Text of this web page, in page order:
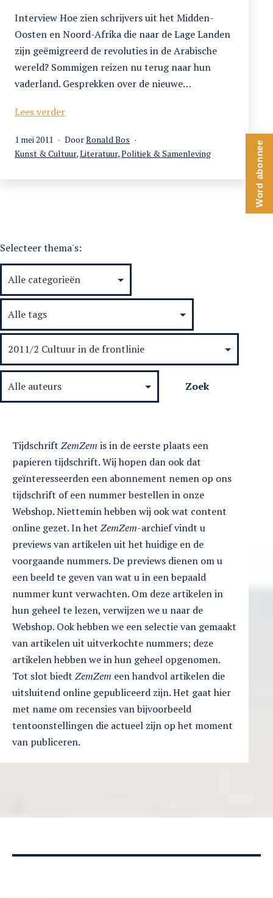
Interview Hoe zien schrijvers uit het Midden-
Oosten en Noord-Afrika die naar de Lage Landen
zijn geëmigreerd de revoluties in de Arabische
wereld? Sommigen reizen nu terug naar hun
vaderland. Gesprekken over de nieuwe…
Lees verderVerzoek
de
dictator
Gepubliceerd
op
1 mei 2011 DoorRonald Bos
Gecategoriseerd
Kunst & Cultuur,Literatuur,Politiek & Samenleving
Selecteer thema's:
Tijdschrift ZemZem is in de eerste plaats een
papieren tijdschrift. Wij hopen dan ook dat
geïnteresseerden een abonnement nemen op ons
tijdschrift of een nummer bestellen in onze
Webshop. Niettemin hebben wij ook wat content
online gezet. In het ZemZem-archief vindt u
previews van artikelen uit het huidige en de
voorgaande nummers. De previews dienen om u
een beeld te geven van wat u in een bepaald
nummer kunt verwachten. Om deze artikelen in
hun geheel te lezen, verwijzen we u naar de
Webshop. Ook hebben we een selectie van gemaakt
van artikelen uit uitverkochte nummers; deze
artikelen hebben we in hun geheel opgenomen.
Tot slot biedt ZemZem een handvol artikelen die
uitsluitend online gepubliceerd zijn. Het gaat hier
met name om recensies van bijvoorbeeld
tentoonstellingen die actueel zijn op het moment
van publiceren.
Word abonnee